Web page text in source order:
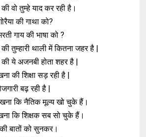
वो तुम्हे याद कर रही है।
की गाथा को?
गाय की भाषा को ?
तुम्हारी थाली में कितना जहर है |
ये अजनबी होता शहर है |
की शिक्षा सड़ रही है |
बढ़ रही है |
कि नैतिक मूल्य खो चुके हैं।
कि शिक्षक सब सो चुके हैं।
बातों को सुनकर।